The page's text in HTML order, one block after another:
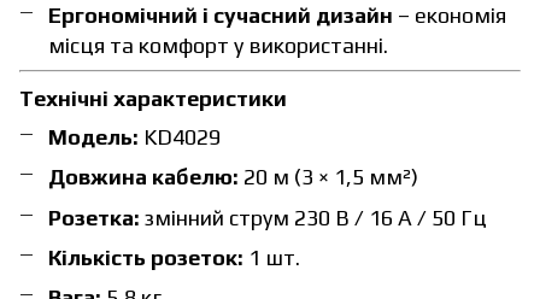
Ергономічний і сучасний дизайн – економія
місця та комфорт у використанні.
Технічні характеристики
Модель: KD4029
Довжина кабелю: 20 м (3 × 1,5 мм²)
Розетка: змінний струм 230 В / 16 А / 50 Гц
Кількість розеток: 1 шт.